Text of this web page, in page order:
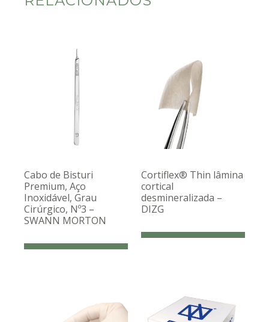
Cabo de Bisturi
Premium, Aço
Inoxidável, Grau
Cirúrgico, Nº3 –
SWANN MORTON
Cortiflex® Thin lâmina
cortical
desmineralizada –
DIZG